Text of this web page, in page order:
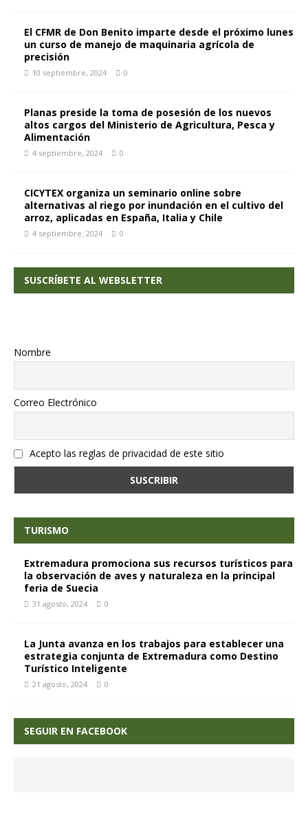
El CFMR de Don Benito imparte desde el próximo lunes
un curso de manejo de maquinaria agrícola de
precisión
10 septiembre, 2024 0
Planas preside la toma de posesión de los nuevos
altos cargos del Ministerio de Agricultura, Pesca y
Alimentación
4 septiembre, 2024 0
CICYTEX organiza un seminario online sobre
alternativas al riego por inundación en el cultivo del
arroz, aplicadas en España, Italia y Chile
4 septiembre, 2024 0
SUSCRÍBETE AL WEBSLETTER
Nombre
Correo Electrónico
Acepto las reglas de privacidad de este sitio
TURISMO
Extremadura promociona sus recursos turísticos para
la observación de aves y naturaleza en la principal
feria de Suecia
31 agosto, 2024 0
La Junta avanza en los trabajos para establecer una
estrategia conjunta de Extremadura como Destino
Turístico Inteligente
21 agosto, 2024 0
SEGUIR EN FACEBOOK